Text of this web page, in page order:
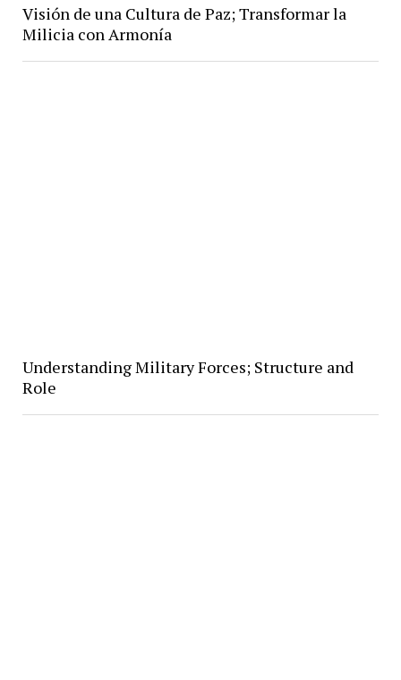
Visión de una Cultura de Paz; Transformar la
Milicia con Armonía
Understanding Military Forces; Structure and
Role